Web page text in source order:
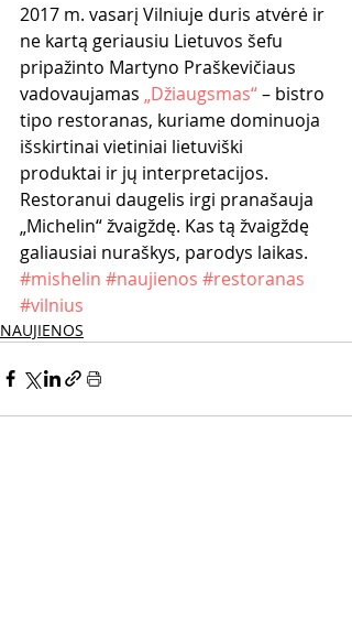
2017 m. vasarį Vilniuje duris atvėrė ir
ne kartą geriausiu Lietuvos šefu
pripažinto Martyno Praškevičiaus
vadovaujamas „Džiaugsmas“ – bistro
tipo restoranas, kuriame dominuoja
išskirtinai vietiniai lietuviški
produktai ir jų interpretacijos.
Restoranui daugelis irgi pranašauja
„Michelin“ žvaigždę. Kas tą žvaigždę
galiausiai nuraškys, parodys laikas.
#mishelin #naujienos #restoranas
#vilnius
NAUJIENOS